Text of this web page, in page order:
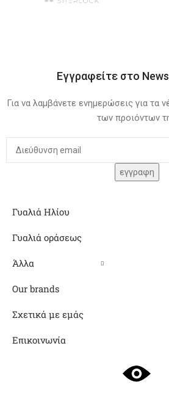
Εγγραφείτε στο
Για να λαμβάνετε ενημερώσεις για τα
των προιόντων
Γυαλιά Ηλίου
Γυαλιά οράσεως
Άλλα
Our brands
Σχετικά με εμάς
Επικοινωνία